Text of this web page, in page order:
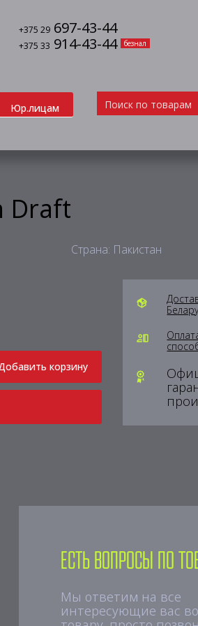
+375 29 697-43-44
+375 33 914-43-44 безнал
Юр.лицам
Draft
Страна: Пакистан
корзину
Есть вопросы по
Мы ответим на все
интересующие вас